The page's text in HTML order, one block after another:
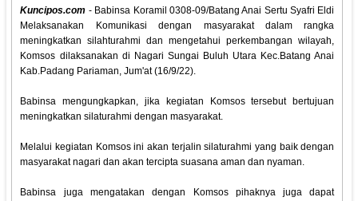
Kuncipos.com - Babinsa Koramil 0308-09/Batang Anai Sertu Syafri Eldi
Melaksanakan Komunikasi dengan masyarakat dalam rangka
meningkatkan silahturahmi dan mengetahui perkembangan wilayah,
Komsos dilaksanakan di Nagari Sungai Buluh Utara Kec.Batang Anai
Kab.Padang Pariaman, Jum'at (16/9/22).
Babinsa mengungkapkan, jika kegiatan Komsos tersebut bertujuan
meningkatkan silaturahmi dengan masyarakat.
Melalui kegiatan Komsos ini akan terjalin silaturahmi yang baik dengan
masyarakat nagari dan akan tercipta suasana aman dan nyaman.
Babinsa juga mengatakan dengan Komsos pihaknya juga dapat